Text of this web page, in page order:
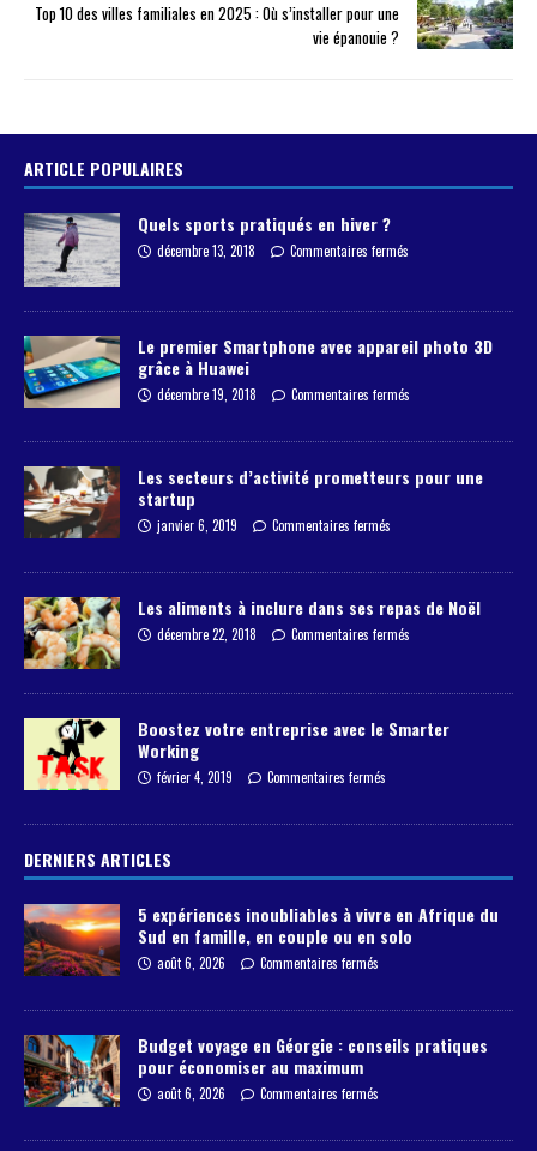
Top 10 des villes familiales en 2025 : Où s’installer pour une
vie épanouie ?
ARTICLE POPULAIRES
Quels sports pratiqués en hiver ?
décembre 13, 2018 Commentaires fermés
Le premier Smartphone avec appareil photo 3D
grâce à Huawei
décembre 19, 2018 Commentaires fermés
Les secteurs d’activité prometteurs pour une
startup
janvier 6, 2019 Commentaires fermés
Les aliments à inclure dans ses repas de Noël
décembre 22, 2018 Commentaires fermés
Boostez votre entreprise avec le Smarter
Working
février 4, 2019 Commentaires fermés
DERNIERS ARTICLES
5 expériences inoubliables à vivre en Afrique du
Sud en famille, en couple ou en solo
août 6, 2026 Commentaires fermés
Budget voyage en Géorgie : conseils pratiques
pour économiser au maximum
août 6, 2026 Commentaires fermés